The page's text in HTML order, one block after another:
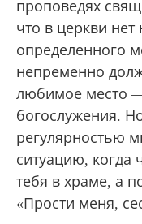
проповедях
что в церкви нет
определенного
непременно
любимое место
богослужения.
регулярностью
ситуацию, когда
тебя в храме, а
«Прости меня,